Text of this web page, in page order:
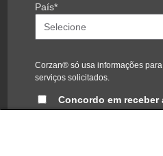
País*
Corzan® só usa informações
serviços solicitados.
Concordo em